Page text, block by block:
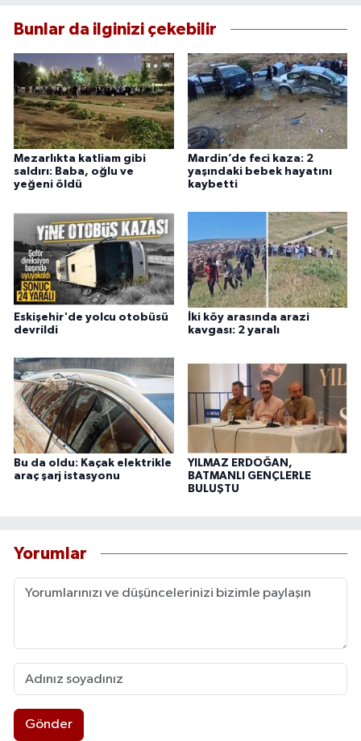
Bunlar da ilginizi çekebilir
Mezarlıkta katliam gibi
saldırı: Baba, oğlu ve
yeğeni öldü
Mardin’de feci kaza: 2
yaşındaki bebek hayatını
kaybetti
Eskişehir'de yolcu otobüsü
devrildi
İki köy arasında arazi
kavgası: 2 yaralı
Bu da oldu: Kaçak elektrikle
araç şarj istasyonu
YILMAZ ERDOĞAN,
BATMANLI GENÇLERLE
BULUŞTU
Yorumlar
Gönder